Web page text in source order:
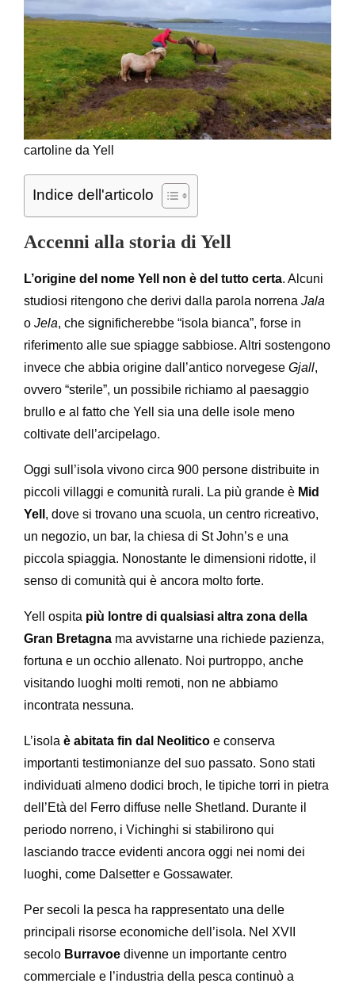
cartoline da Yell
Indice dell'articolo
Accenni alla storia di Yell
L’origine del nome Yell non è del tutto certa. Alcuni
studiosi ritengono che derivi dalla parola norrena Jala
o Jela, che significherebbe “isola bianca”, forse in
riferimento alle sue spiagge sabbiose. Altri sostengono
invece che abbia origine dall’antico norvegese Gjall,
ovvero “sterile”, un possibile richiamo al paesaggio
brullo e al fatto che Yell sia una delle isole meno
coltivate dell’arcipelago.
Oggi sull’isola vivono circa 900 persone distribuite in
piccoli villaggi e comunità rurali. La più grande è Mid
Yell , dove si trovano una scuola, un centro ricreativo,
un negozio, un bar, la chiesa di St John’s e una
piccola spiaggia. Nonostante le dimensioni ridotte, il
senso di comunità qui è ancora molto forte.
Yell ospita più lontre di qualsiasi altra zona della
Gran Bretagna ma avvistarne una richiede pazienza,
fortuna e un occhio allenato. Noi purtroppo, anche
visitando luoghi molti remoti, non ne abbiamo
incontrata nessuna.
L’isola è abitata fin dal Neolitico e conserva
importanti testimonianze del suo passato. Sono stati
individuati almeno dodici broch, le tipiche torri in pietra
dell’Età del Ferro diffuse nelle Shetland. Durante il
periodo norreno, i Vichinghi si stabilirono qui
lasciando tracce evidenti ancora oggi nei nomi dei
luoghi, come Dalsetter e Gossawater.
Per secoli la pesca ha rappresentato una delle
principali risorse economiche dell’isola. Nel XVII
secolo Burravoe divenne un importante centro
commerciale e l’industria della pesca continuò a